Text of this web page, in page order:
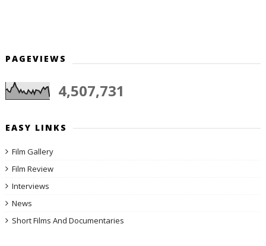
PAGEVIEWS
4,507,731
EASY LINKS
Film Gallery
Film Review
Interviews
News
Short Films And Documentaries